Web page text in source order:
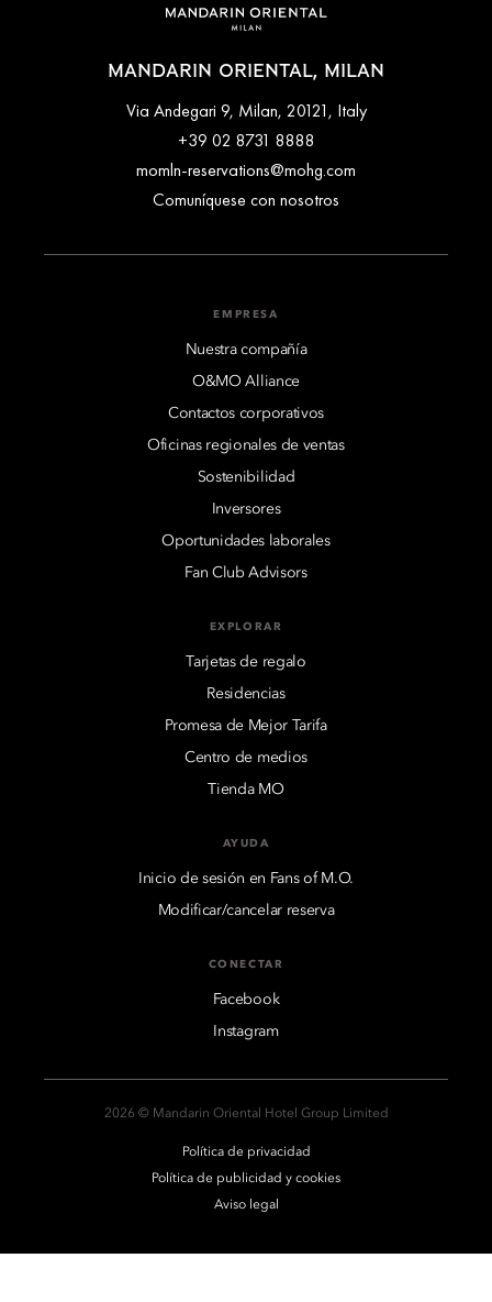
MANDARIN ORIENTAL, MILAN
Via Andegari 9, Milan, 20121, Italy
+39 02 8731 8888
momln-reservations@mohg.com
Comuníquese con nosotros
EMPRESA
Nuestra compañía
O&MO Alliance
Contactos corporativos
Oficinas regionales de ventas
Sostenibilidad
Inversores
Oportunidades laborales
Fan Club Advisors
EXPLORAR
Tarjetas de regalo
Residencias
Promesa de Mejor Tarifa
Centro de medios
Tienda MO
AYUDA
Inicio de sesión en Fans of M.O.
Modificar/cancelar reserva
CONECTAR
Facebook
Instagram
2026 © Mandarin Oriental Hotel Group Limited
Política de privacidad
Política de publicidad y cookies
Aviso legal